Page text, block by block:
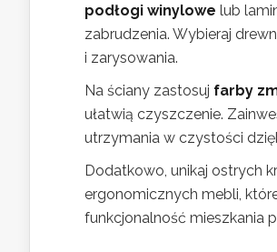
podłogi winylowe lub
zabrudzenia. Wybieraj
i zarysowania.
Na ściany zastosuj farby
ułatwią czyszczenie.
utrzymania w czystości
Dodatkowo, unikaj ostrych
ergonomicznych mebli,
funkcjonalność mieszkania